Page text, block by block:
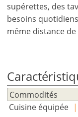
supérettes, des
besoins
même distance
Commodités
Cuisine équipée |
USD - $
GBP - £
Ελληνικά
Français
plait
S'
inscrire
pour